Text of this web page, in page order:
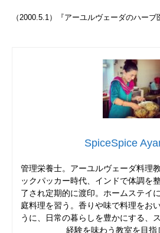
（2000.5.1）『アーユルヴェーダのハーブ
SpiceSpice
管理栄養士。アーユルヴェーダ料理
ックパッカー時代、インドで体調を
了され定期的に渡印。ホームステイ
庭料理を習う。香りや味で料理をお
うに、日常の暮らしを豊かにする、
経験を味わう教室を目指